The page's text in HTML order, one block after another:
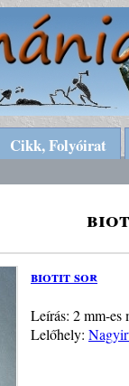
Cikk, Folyóirat
biotit sor
Leírás: 2 mm-es
Lelőhely: